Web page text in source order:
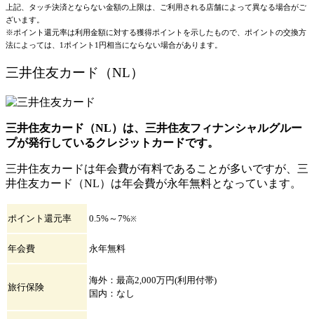
上記、タッチ決済とならない金額の上限は、ご利用される店舗によって異なる場合がご
ざいます。
※ポイント還元率は利用金額に対する獲得ポイントを示したもので、ポイントの交換方
法によっては、1ポイント1円相当にならない場合があります。
三井住友カード（NL）
三井住友カード（NL）は、三井住友フィナンシャルグルー
プが発行しているクレジットカードです。
三井住友カードは年会費が有料であることが多いですが、三
井住友カード（NL）は年会費が永年無料となっています。
ポイント還元率 0.5%～7%※
年会費 永年無料
旅行保険
海外：最高2,000万円(利用付帯)
国内：なし